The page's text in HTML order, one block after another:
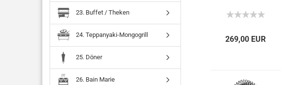
269,00 EUR
23. Buffet / Theken
24. Teppanyaki-Mongogrill
25. Döner
26. Bain Marie